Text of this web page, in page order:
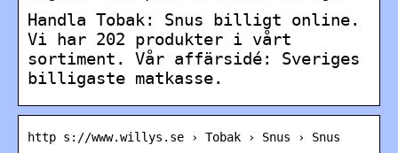
Handla Tobak: Snus billigt online.
Vi har 202 produkter i vårt
sortiment. Vår affärsidé: Sveriges
billigaste matkasse.
http s://www.willys.se › Tobak › Snus › Snus